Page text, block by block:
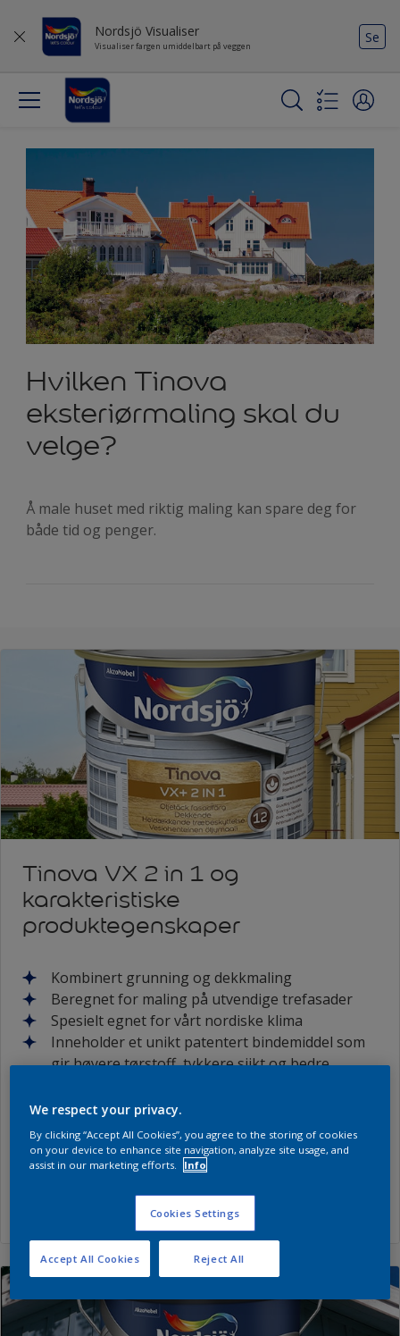
Nordsjö Visualiser
Visualiser fargen umiddelbart på veggen
Se
Hvilken Tinova
eksteriørmaling skal du
velge?
Å male huset med riktig maling kan spare deg for
både tid og penger.
Tinova VX 2 in 1 og
karakteristiske
produktegenskaper
Kombinert grunning og dekkmaling
Beregnet for maling på utvendige trefasader
Spesielt egnet for vårt nordiske klima
Inneholder et unikt patentert bindemiddel som
gir høyere tørstoff, tykkere sjikt og bedre
Ved bruk av Nordsjö TinovaVX+ 2in1 i system
med Nordsjö Tinova Wood Base Oil resulterer
det i en livslengde opp til 12 år
Les mer
We respect your privacy.
By clicking “Accept All Cookies”, you agree to the storing of cookies
on your device to enhance site navigation, analyze site usage, and
assist in our marketing efforts.
Info
Cookies Settings
Reject All
Accept All Cookies